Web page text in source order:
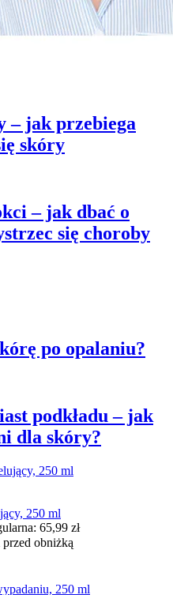
– jak przebiega
skóry
– jak dbać o
się choroby
po opalaniu?
podkładu – jak
dla skóry?
250 ml
65,99 zł
obniżką